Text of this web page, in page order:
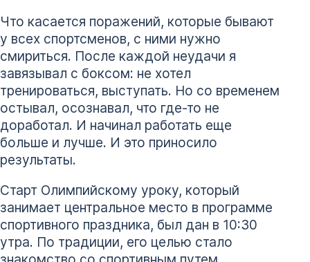
Что касается поражений, которые бывают
у всех спортсменов, с ними нужно
смириться. После каждой неудачи я
завязывал с боксом: не хотел
тренироваться, выступать. Но со временем
остывал, осознавал, что где-то не
доработал. И начинал работать еще
больше и лучше. И это приносило
результаты.
Старт Олимпийскому уроку, который
занимает центральное место в программе
спортивного праздника, был дан в 10:30
утра. По традиции, его целью стало